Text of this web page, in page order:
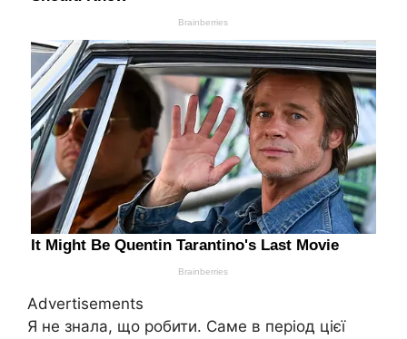
Advertisements
Я не знала, що робити. Саме в період цієї